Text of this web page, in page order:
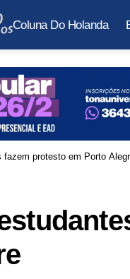
Coluna Do Holanda
fazem protesto em Porto